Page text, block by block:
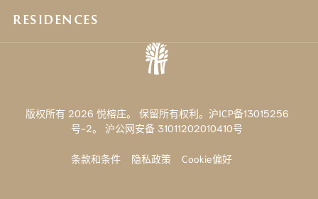
RESIDENCES
版权所有 2026 悦榕庄。 保留所有权利。沪ICP备13015256
号-2。 沪公网安备 31011202010410号
条款和条件 隐私政策 Cookie偏好